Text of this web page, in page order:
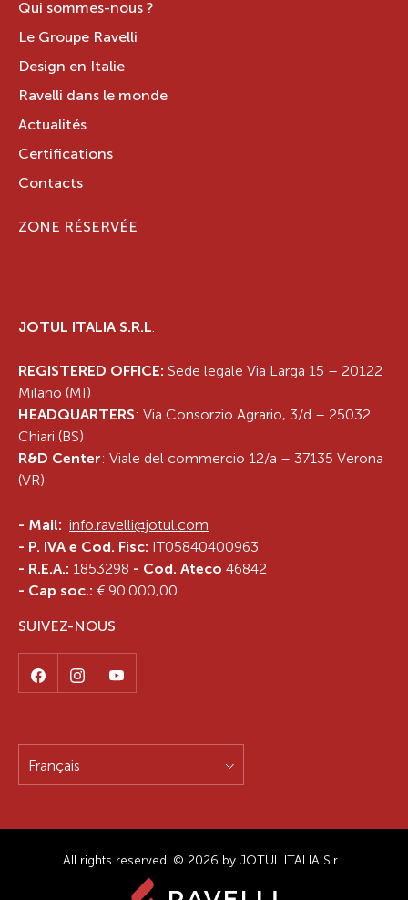
Qui sommes-nous ?
Le Groupe Ravelli
Design en Italie
Ravelli dans le monde
Actualités
Certifications
Contacts
ZONE RÉSERVÉE
JOTUL ITALIA S.R.L
REGISTERED OFFICE: Sede legale Via Larga 15 – 20122
Milano (MI)
HEADQUARTERS: Via Consorzio Agrario, 3/d – 25032
Chiari (BS)
R&D Center: Viale del commercio 12/a – 37135 Verona
(VR)
- Mail: info.ravelli@jotul.com
- P. IVA e Cod. Fisc: IT05840400963
- R.E.A.: 1853298 - Cod. Ateco 46842
- Cap soc.: € 90.000,00
SUIVEZ-NOUS
Français
All rights reserved. © 2026 by JOTUL ITALIA S.r.l.